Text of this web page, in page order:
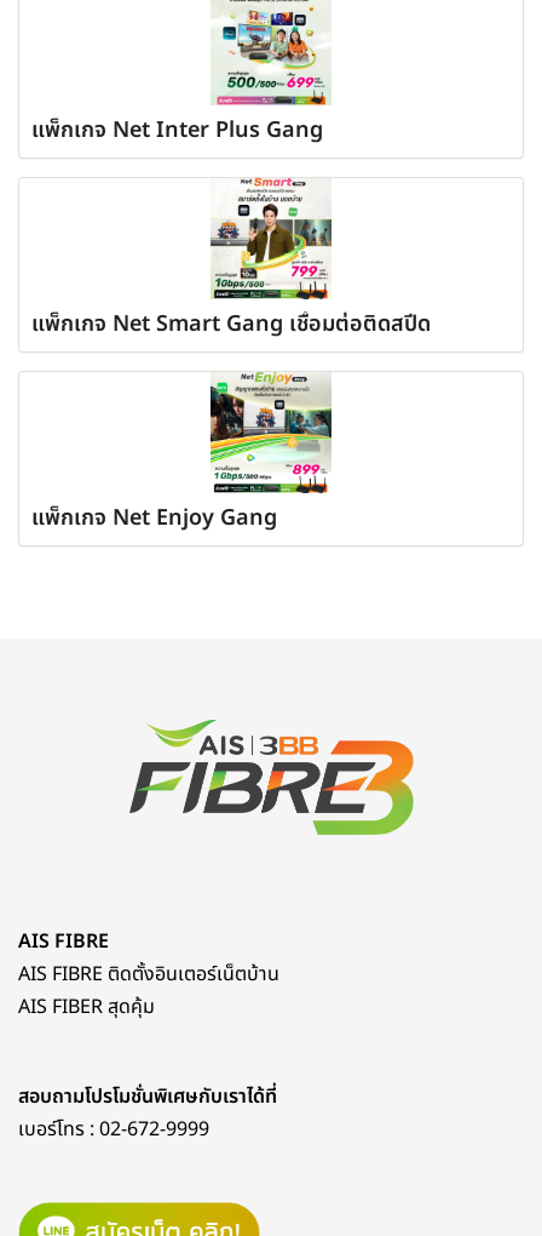
แพ็กเกจ Net Inter Plus Gang
แพ็กเกจ Net Smart Gang เชื่อมต่อติดสปีด
แพ็กเกจ Net Enjoy Gang
AIS FIBRE
AIS FIBRE ติดตั้งอินเตอร์เน็ตบ้าน
AIS FIBER สุดคุ้ม
สอบถามโปรโมชั่นพิเศษกับเราได้ที่
เบอร์โทร : 02-672-9999